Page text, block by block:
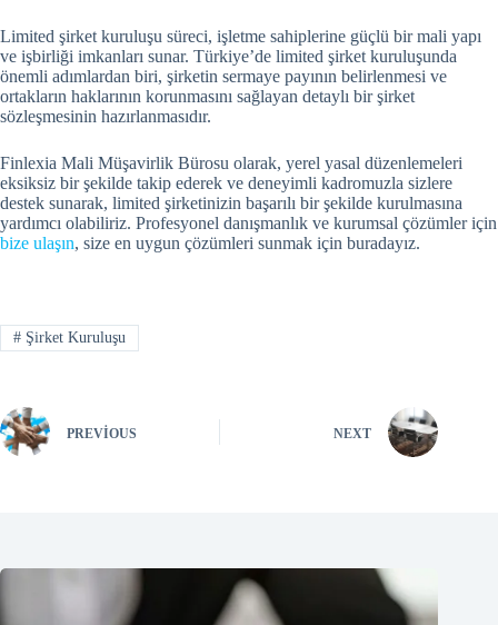
Limited şirket kuruluşu süreci, işletme sahiplerine güçlü bir mali yapı
ve işbirliği imkanları sunar. Türkiye’de limited şirket kuruluşunda
önemli adımlardan biri, şirketin sermaye payının belirlenmesi ve
ortakların haklarının korunmasını sağlayan detaylı bir şirket
sözleşmesinin hazırlanmasıdır.
Finlexia Mali Müşavirlik Bürosu olarak, yerel yasal düzenlemeleri
eksiksiz bir şekilde takip ederek ve deneyimli kadromuzla sizlere
destek sunarak, limited şirketinizin başarılı bir şekilde kurulmasına
yardımcı olabiliriz. Profesyonel danışmanlık ve kurumsal çözümler için
bize ulaşın, size en uygun çözümleri sunmak için buradayız.
#Şirket Kuruluşu
PREVIOUS NEXT